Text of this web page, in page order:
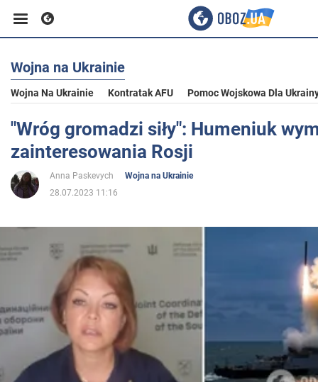
Biznes
Sport
Polityka
Społeczeństwo
Wojna na Ukrainie
Wojna na Ukrainie
Wojna Na Ukrainie Kontratak AFU Pomoc Wojskowa Dla
"Wróg gromadzi siły": Humeniuk
zainteresowania Rosji
Anna Paskevych
Wojna na Ukrainie
28.07.2023 11:16